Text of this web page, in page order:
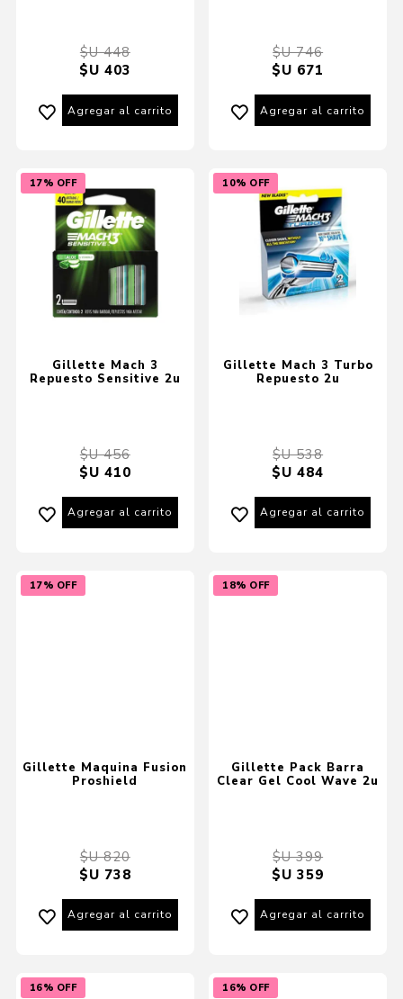
$U 448
$U 403
Agregar al carrito
$U 746
$U 671
Agregar al carrito
17% OFF
Gillette Mach 3
Repuesto Sensitive 2u
$U 456
$U 410
Agregar al carrito
10% OFF
Gillette Mach 3 Turbo
Repuesto 2u
$U 538
$U 484
Agregar al carrito
17% OFF
Gillette Maquina Fusion
Proshield
$U 820
$U 738
Agregar al carrito
18% OFF
Gillette Pack Barra
Clear Gel Cool Wave 2u
$U 399
$U 359
Agregar al carrito
16% OFF 16% OFF